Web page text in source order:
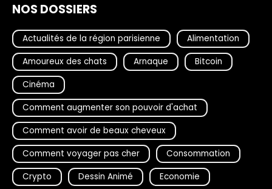
NOS DOSSIERS
Actualités de la région parisienne
Alimentation
Amoureux des chats
Arnaque
Bitcoin
Cinéma
Comment augmenter son pouvoir d'achat
Comment avoir de beaux cheveux
Comment voyager pas cher
Consommation
Crypto
Dessin Animé
Economie